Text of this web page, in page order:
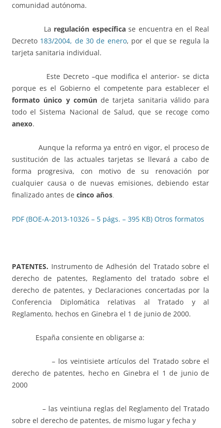
comunidad autónoma.
La regulación específicase encuentra en el Real
Decreto 183/2004, de 30 de enero, por el que se regula la
tarjeta sanitaria individual.
Este Decreto –que modifica el anterior- se dicta
porque es el Gobierno el competente para establecer el
formato único y comúnde tarjeta sanitaria válido para
todo el Sistema Nacional de Salud, que se recoge como
anexo.
Aunque la reforma ya entró en vigor, el proceso de
sustitución de las actuales tarjetas se llevará a cabo de
forma progresiva, con motivo de su renovación por
cualquier causa o de nuevas emisiones, debiendo estar
finalizado antes de cinco años.
PDF (BOE-A-2013-10326 – 5 págs. – 395 KB) Otros formatos
PATENTES. Instrumento de Adhesión del Tratado sobre el
derecho de patentes, Reglamento del tratado sobre el
derecho de patentes, y Declaraciones concertadas por la
Conferencia Diplomática relativas al Tratado y al
Reglamento, hechos en Ginebra el 1 de junio de 2000.
España consiente en obligarse a:
– los veintisiete artículos del Tratado sobre el
derecho de patentes, hecho en Ginebra el 1 de junio de
2000
– las veintiuna reglas del Reglamento del Tratado
sobre el derecho de patentes, de mismo lugar y fecha y